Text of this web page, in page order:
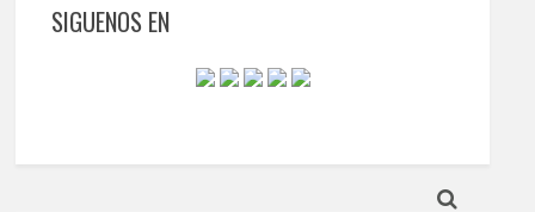
SIGUENOS EN